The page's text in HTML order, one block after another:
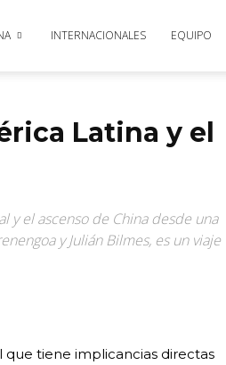
INTERNACIONALES EQUIPO
Latina y el
y el ascenso de China desde una
y Julián Bilmes, es un viaje
tiene implicancias directas